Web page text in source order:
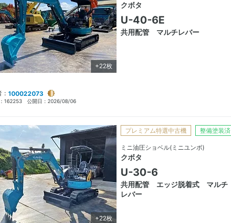
+22枚
クボタ
U-40-6E
共用配管 マルチレバー
100022073
162253 公開日： 2026/08/06
+22枚
プレミアム特選中古機 整備塗装済
ミニ油圧ショベル(ミニユンボ)
クボタ
U-30-6
共用配管 エッジ脱着式 マルチ
レバー